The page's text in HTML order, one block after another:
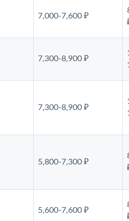
7,000-7,600 ₽
7,300-8,900 ₽
7,300-8,900 ₽
5,800-7,300 ₽
5,600-7,600 ₽